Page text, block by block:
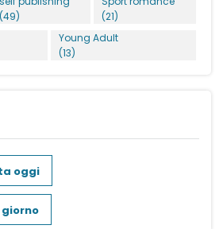
(49)
(21)
Young Adult
(13)
oggi
giorno